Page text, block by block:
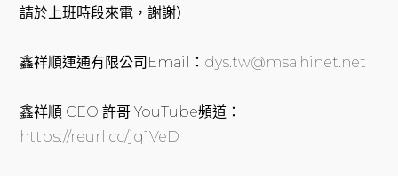
請於上班時段來電，謝謝）
鑫祥順運通有限公司Email： dys.tw@msa.hinet.net
鑫祥順 CEO 許哥 YouTube頻道：
https://reurl.cc/jq1VeD